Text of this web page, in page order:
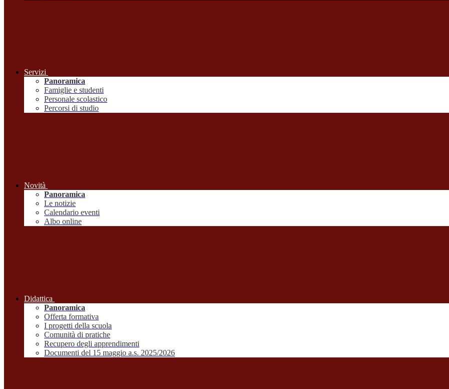
Servizi
Panoramica
Famiglie e studenti
Personale scolastico
Percorsi di studio
Novità
Panoramica
Le notizie
Calendario eventi
Albo online
Didattica
Panoramica
Offerta formativa
I progetti della scuola
Comunità di pratiche
Recupero degli apprendimenti
Documenti del 15 maggio a.s. 2025/2026